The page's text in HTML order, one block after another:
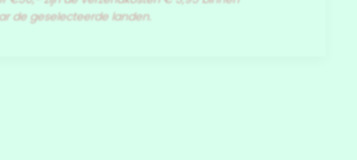
de geselecteerde landen.